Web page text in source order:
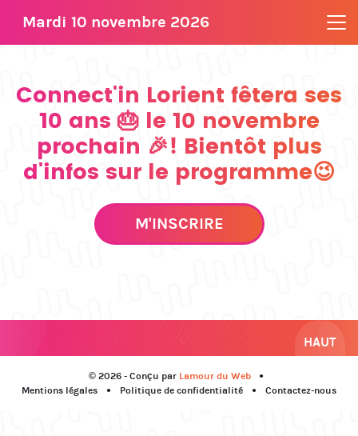
Mardi 10 novembre 2026
Connect'in Lorient fêtera ses
10 ans 🎂 le 10 novembre
prochain 🎉! Bientôt plus
d'infos sur le programme😉
M'INSCRIRE
HAUT
© 2026 - Conçu par Lamour du Web
Mentions légales
Politique de confidentialité Contactez-nous